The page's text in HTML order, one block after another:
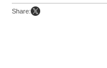
Share: